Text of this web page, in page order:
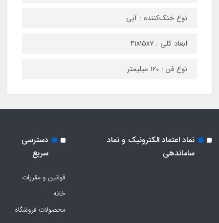
نوع خنک‌کننده : آبی
ابعاد کلی : ۴۱x۱۵x۷
نوع فن : 120 میلیمتر
نماد اعتماد الکترونیک و نماد
ساماندهی
دسترسی
سریع
قوانین و مقررات
خانه
محصولات فروشگاه